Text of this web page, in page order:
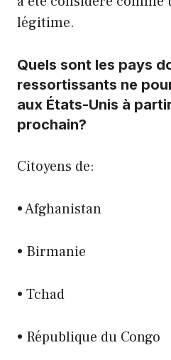
légitime.
Quels sont les pays
ressortissants ne
aux États-Unis à
prochain?
Citoyens de:
• Afghanistan
• Birmanie
• Tchad
• République du Congo